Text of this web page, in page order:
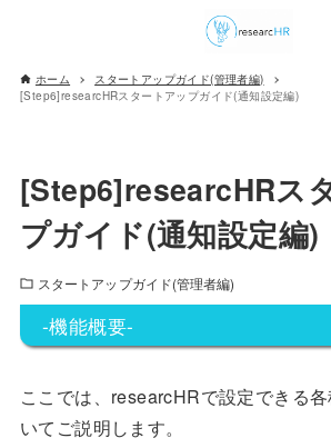
ホーム
スタートアップガイド(管理者編)
[Step6]researcHRスタートアップガイド(通知設定編)
[Step6]researcHRス
プガイド(通知設定編)
スタートアップガイド(管理者編)
-機能概要-
ここでは、researcHRで設定できる
いてご説明します。